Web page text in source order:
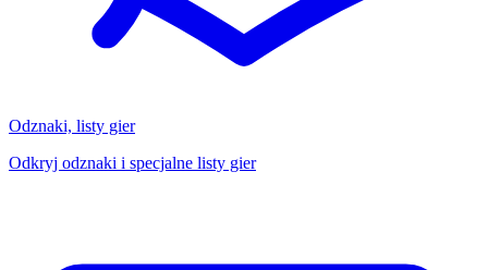
Odznaki, listy gier
Odkryj odznaki i specjalne listy gier